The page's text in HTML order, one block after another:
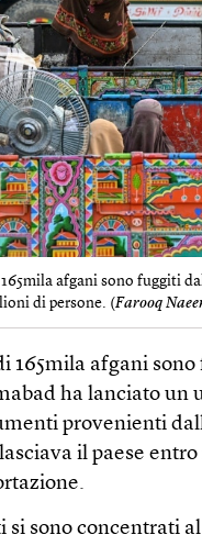
afgani sono fuggiti
di persone. (Farooq
165mila afgani
ha lanciato un
provenienti
il paese
si sono concentrati